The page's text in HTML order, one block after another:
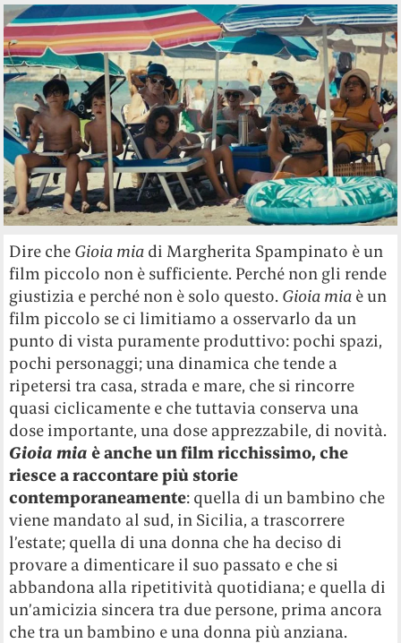
Dire che Gioia mia di Margherita Spampinato è un
film piccolo non è sufficiente. Perché non gli rende
giustizia e perché non è solo questo. Gioia mia è un
film piccolo se ci limitiamo a osservarlo da un
punto di vista puramente produttivo: pochi spazi,
pochi personaggi; una dinamica che tende a
ripetersi tra casa, strada e mare, che si rincorre
quasi ciclicamente e che tuttavia conserva una
dose importante, una dose apprezzabile, di novità.
Gioia mia è anche un film ricchissimo, che
riesce a raccontare più storie
contemporaneamente: quella di un bambino che
viene mandato al sud, in Sicilia, a trascorrere
l’estate; quella di una donna che ha deciso di
provare a dimenticare il suo passato e che si
abbandona alla ripetitività quotidiana; e quella di
un’amicizia sincera tra due persone, prima ancora
che tra un bambino e una donna più anziana.